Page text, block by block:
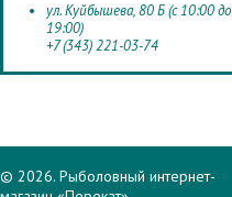
ул. Куйбышева, 80 Б (с 10:00 до
19:00)
+7 (343) 221-03-74
© 2026. Рыболовный интернет-